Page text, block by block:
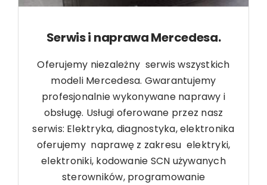
Serwis i naprawa Mercedesa.
Oferujemy niezależny serwis wszystkich
modeli Mercedesa. Gwarantujemy
profesjonalnie wykonywane naprawy i
obsługę. Usługi oferowane przez nasz
serwis: Elektryka, diagnostyka, elektronika
oferujemy naprawę z zakresu elektryki,
elektroniki, kodowanie SCN używanych
sterowników, programowanie